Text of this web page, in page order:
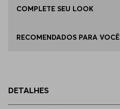
38
39
COMPLETE SEU LOOK
RECOMENDADOS PARA VOCÊ
DETALHES